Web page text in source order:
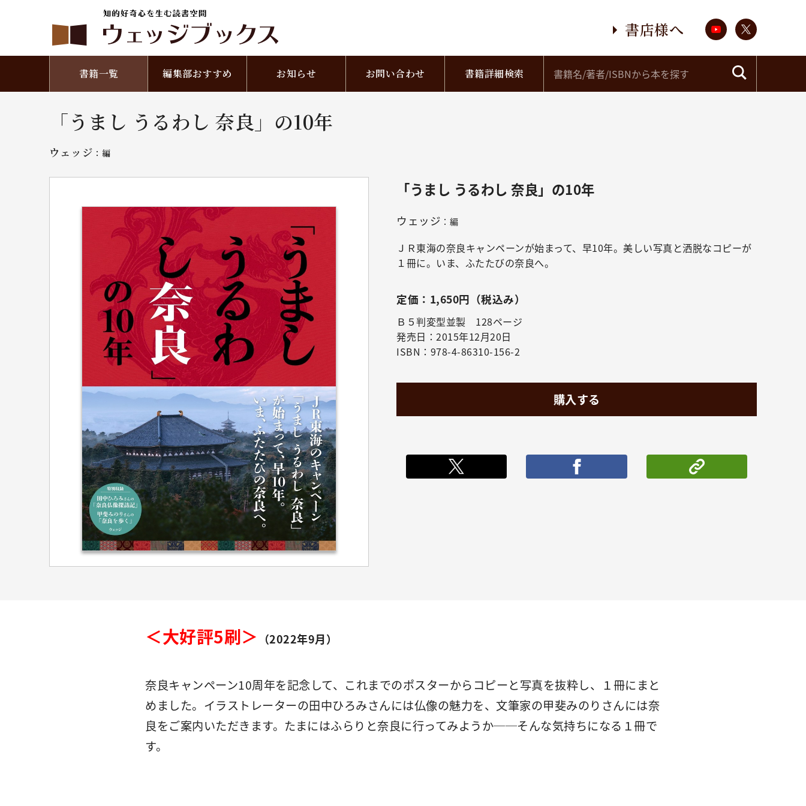
書店様へ
書籍一覧 編集部おすすめ お知らせ お問い合わせ 書籍詳細検索
「うまし うるわし 奈良」の10年
ウェッジ ：編
「うまし うるわし 奈良」の10年
ウェッジ ：編
ＪＲ東海の奈良キャンペーンが始まって、早10年。美しい写真と洒脱なコピーが
１冊に。いま、ふたたびの奈良へ。
定価：1,650円（税込み）
Ｂ５判変型並製 128ページ
発売日：2015年12月20日
ISBN：978-4-86310-156-2
購入する
ポストする シェアする
＜大好評5刷＞ （2022年9月）
奈良キャンペーン10周年を記念して、これまでのポスターからコピーと写真を抜粋し、１冊にまと
めました。イラストレーターの田中ひろみさんには仏像の魅力を、文筆家の甲斐みのりさんには奈
良をご案内いただきます。たまにはふらりと奈良に行ってみようか──そんな気持ちになる１冊で
す。